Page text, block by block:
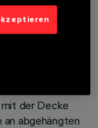
effizienten
mit der Decke
abgehängten